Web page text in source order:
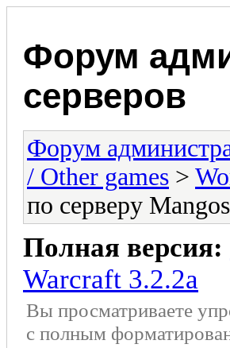
Форум
серверов
Форум
/ Other games >
по серверу
Полная версия:
Warcraft 3.2.2a
Вы просматриваете
с полным